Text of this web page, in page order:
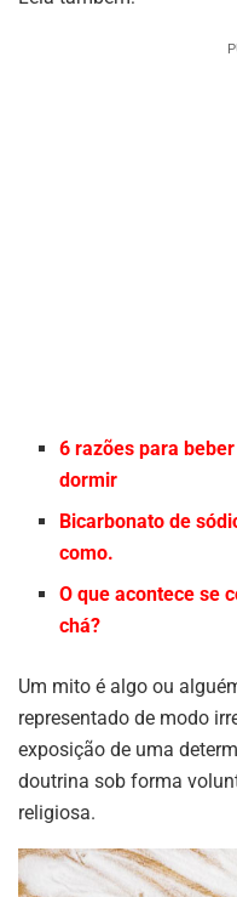
6 razões para
dormir
Bicarbonato de
como.
O que acontece se
chá?
Um mito é algo ou
representado de modo
exposição de uma
doutrina sob forma
religiosa.